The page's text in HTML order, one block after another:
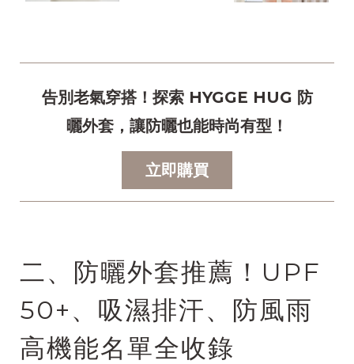
告別老氣穿搭！探索 HYGGE HUG 防
曬外套，讓防曬也能時尚有型！
立即購買
二、防曬外套推薦！UPF
50+、吸濕排汗、防風雨
高機能名單全收錄